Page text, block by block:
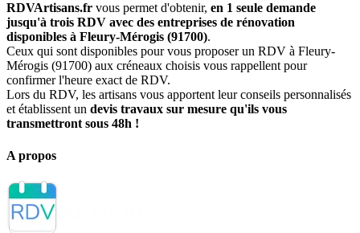
RDVArtisans.fr vous permet d'obtenir, en 1 seule demande
jusqu'à trois RDV avec des entreprises de rénovation
disponibles à Fleury-Mérogis (91700).
Ceux qui sont disponibles pour vous proposer un RDV à Fleury-
Mérogis (91700) aux créneaux choisis vous rappellent pour
confirmer l'heure exact de RDV.
Lors du RDV, les artisans vous apportent leur conseils personnalisés
et établissent un devis travaux sur mesure qu'ils vous
transmettront sous 48h !
A propos